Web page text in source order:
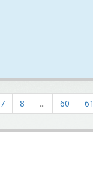
7 8 ... 60 61